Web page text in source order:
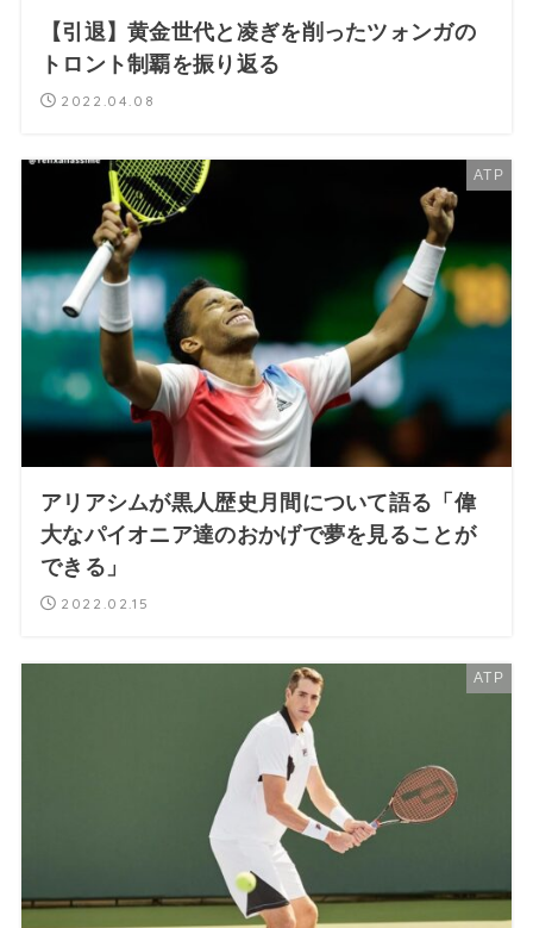
【引退】黄金世代と凌ぎを削ったツォンガの
トロント制覇を振り返る
2022.04.08
ATP
アリアシムが黒人歴史月間について語る「偉
大なパイオニア達のおかげで夢を見ることが
できる」
2022.02.15
ATP